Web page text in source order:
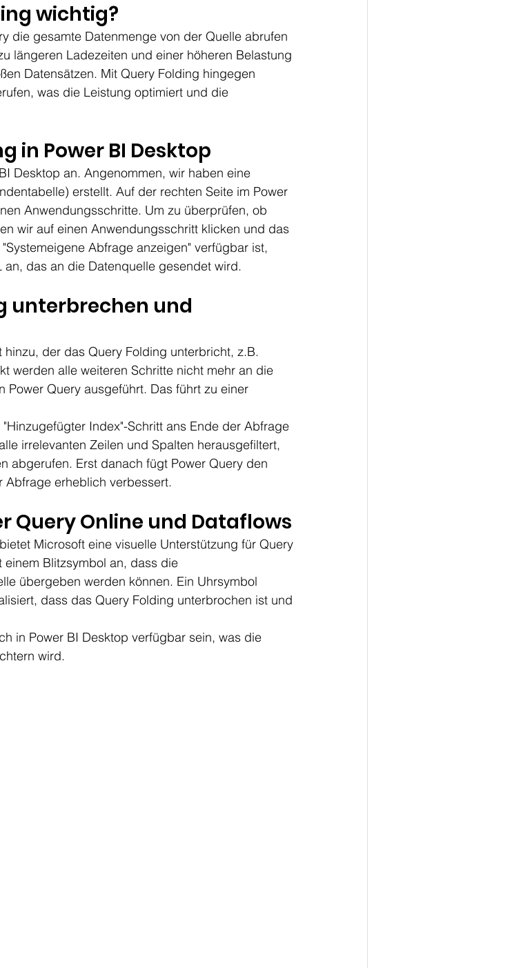
wichtig?
die gesamte Datenmenge von der Quelle abrufen
längeren Ladezeiten und einer höheren Belastung
Datensätzen. Mit Query Folding hingegen
was die Leistung optimiert und die
in Power BI Desktop
Desktop an. Angenommen, wir haben eine
erstellt. Auf der rechten Seite im Power
Anwendungsschritte. Um zu überprüfen, ob
wir auf einen Anwendungsschritt klicken und das
Abfrage anzeigen" verfügbar ist,
das an die Datenquelle gesendet wird.
unterbrechen und
der das Query Folding unterbricht, z.B.
werden alle weiteren Schritte nicht mehr an die
Query ausgeführt. Das führt zu einer
Index"-Schritt ans Ende der Abfrage
irrelevanten Zeilen und Spalten herausgefiltert,
abgerufen. Erst danach fügt Power Query den
Abfrage erheblich verbessert.
Query Online und Dataflows
Microsoft eine visuelle Unterstützung für Query
Blitzsymbol an, dass die
übergeben werden können. Ein Uhrsymbol
dass das Query Folding unterbrochen ist und
in Power BI Desktop verfügbar sein, was die
wird.